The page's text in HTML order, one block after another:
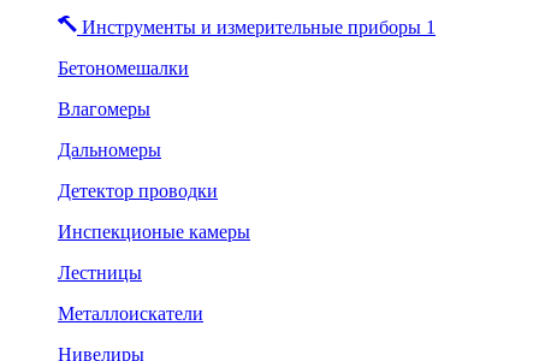
Инструменты и измерительные приборы 1
Бетономешалки
Влагомеры
Дальномеры
Детектор проводки
Инспекционые камеры
Лестницы
Металлоискатели
Нивелиры